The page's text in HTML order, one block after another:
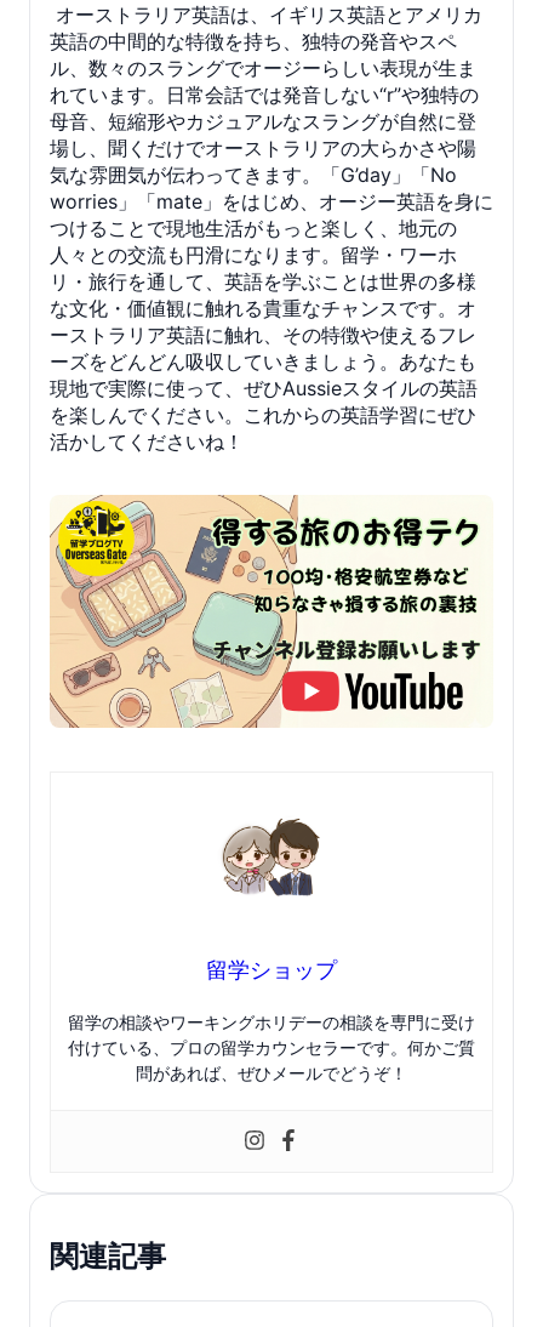
オーストラリア英語は、イギリス英語とアメリカ
英語の中間的な特徴を持ち、独特の発音やスペ
ル、数々のスラングでオージーらしい表現が生ま
れています。日常会話では発音しない“r”や独特の
母音、短縮形やカジュアルなスラングが自然に登
場し、聞くだけでオーストラリアの大らかさや陽
気な雰囲気が伝わってきます。「G’day」「No
worries」「mate」をはじめ、オージー英語を身に
つけることで現地生活がもっと楽しく、地元の
人々との交流も円滑になります。留学・ワーホ
リ・旅行を通して、英語を学ぶことは世界の多様
な文化・価値観に触れる貴重なチャンスです。オ
ーストラリア英語に触れ、その特徴や使えるフレ
ーズをどんどん吸収していきましょう。あなたも
現地で実際に使って、ぜひAussieスタイルの英語
を楽しんでください。これからの英語学習にぜひ
活かしてくださいね！
留学ショップ
留学の相談やワーキングホリデーの相談を専門に受け
付けている、プロの留学カウンセラーです。何かご質
問があれば、ぜひメールでどうぞ！
関連記事